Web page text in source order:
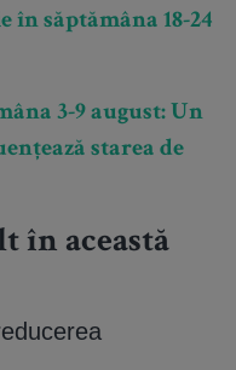
în săptămâna 18-24
3-9 august: Un
starea de
în această